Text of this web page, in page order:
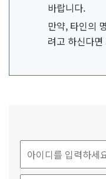
바랍니다.
만약, 타인의
려고 하신다